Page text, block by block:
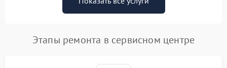
Этапы ремонта в сервисном центре